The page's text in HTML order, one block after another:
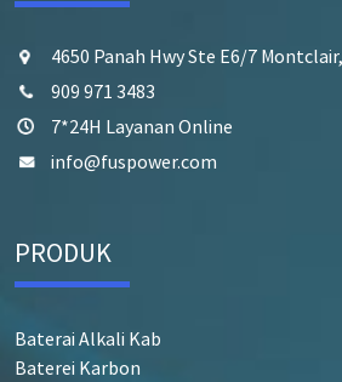
4650 Panah Hwy Ste E6/7
909 971 3483
7*24H Layanan Online
info@fuspower.com
PRODUK
Baterai Alkali Kab
Baterei Karbon